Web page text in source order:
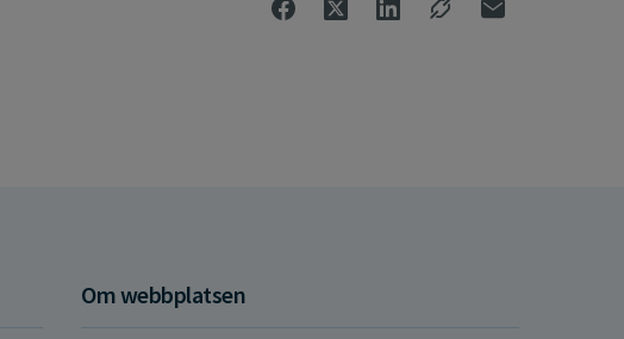
Om webbplatsen